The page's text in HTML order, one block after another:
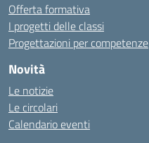
Offerta formativa
I progetti delle classi
Progettazioni per competenze
Novità
Le notizie
Le circolari
Calendario eventi